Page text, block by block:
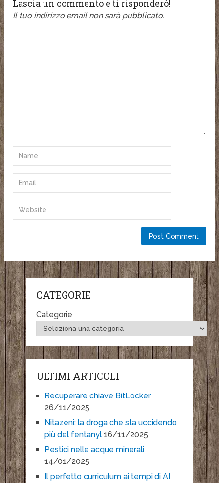
Lascia un commento e ti risponderò!
Il tuo indirizzo email non sarà pubblicato.
CATEGORIE
Categorie
ULTIMI ARTICOLI
Recuperare chiave BitLocker
26/11/2025
Nitazeni: la droga che sta uccidendo
più del fentanyl 16/11/2025
Pestici nelle acque minerali
14/01/2025
Il perfetto curriculum ai tempi di AI